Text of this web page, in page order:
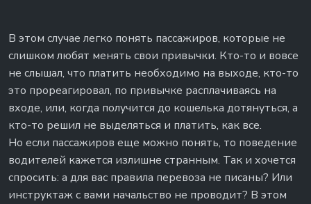
В этом случае легко понять пассажиров, которые не
слишком любят менять свои привычки. Кто-то и вовсе
не слышал, что платить необходимо на выходе, кто-то
это прореагировал, по привычке расплачиваясь на
входе, или, когда получится до кошелька дотянуться, а
кто-то решил не выделяться и платить, как все.
Но если пассажиров еще можно понять, то поведение
водителей кажется излишне странным. Так и хочется
спросить: а для вас правила перевоза не писаны? Или
инструктаж с вами начальство не проводит? В этом